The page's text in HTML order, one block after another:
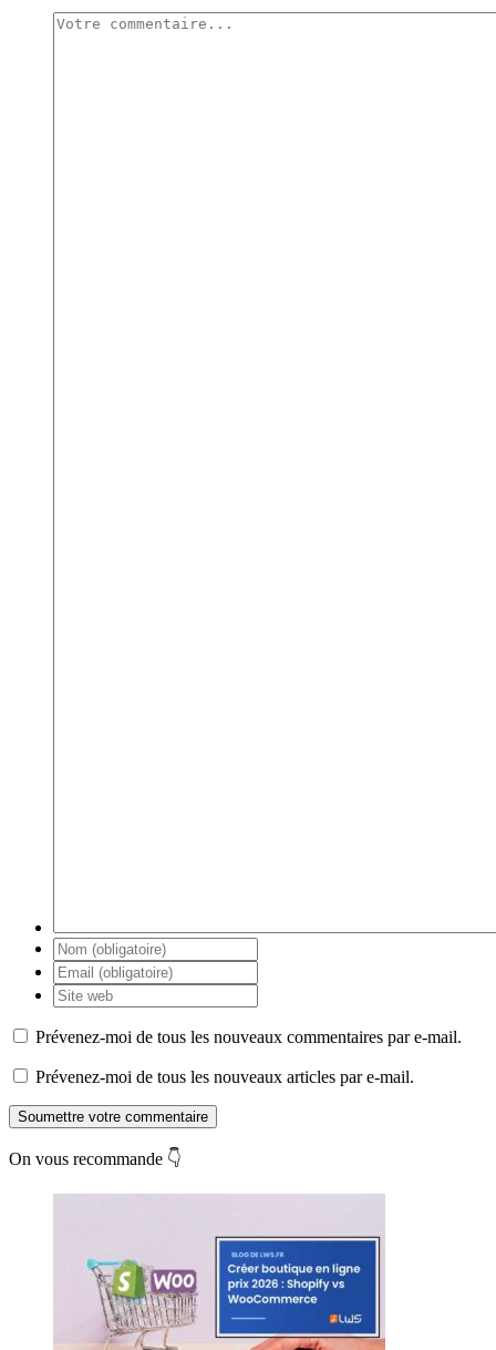
Prévenez-moi de tous les nouveaux commentaires par e-mail.
Prévenez-moi de tous les nouveaux articles par e-mail.
Soumettre votre commentaire
On vous recommande 👇